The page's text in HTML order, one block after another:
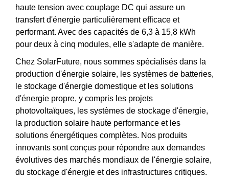
haute tension avec couplage DC qui assure un
transfert d'énergie particulièrement efficace et
performant. Avec des capacités de 6,3 à 15,8 kWh
pour deux à cinq modules, elle s'adapte de manière.
Chez SolarFuture, nous sommes spécialisés dans la
production d'énergie solaire, les systèmes de batteries,
le stockage d'énergie domestique et les solutions
d'énergie propre, y compris les projets
photovoltaïques, les systèmes de stockage d'énergie,
la production solaire haute performance et les
solutions énergétiques complètes. Nos produits
innovants sont conçus pour répondre aux demandes
évolutives des marchés mondiaux de l'énergie solaire,
du stockage d'énergie et des infrastructures critiques.